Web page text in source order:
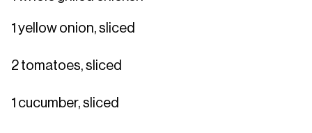
1 yellow onion, sliced
2 tomatoes, sliced
1 cucumber, sliced